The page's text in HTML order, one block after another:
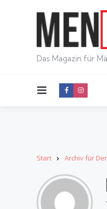
Das Magazin für
Menu
Start Archiv für